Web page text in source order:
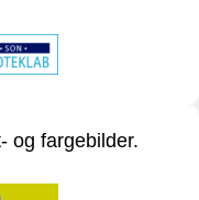
og fargebilder.